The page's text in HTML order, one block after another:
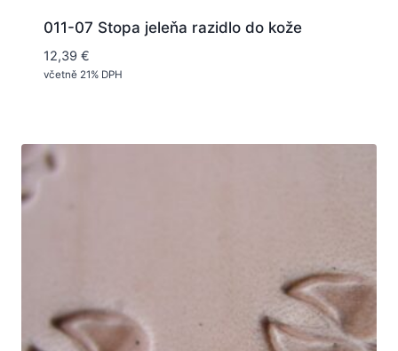
011-07 Stopa jeleňa razidlo do kože
12,39 €
včetně 21% DPH